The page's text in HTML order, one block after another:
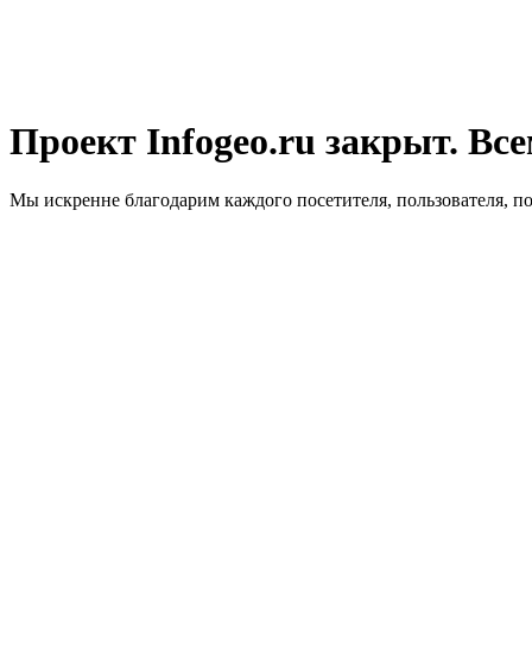
Проект Infogeo.ru закрыт.
Мы искренне благодарим каждого посетителя, пользователя,